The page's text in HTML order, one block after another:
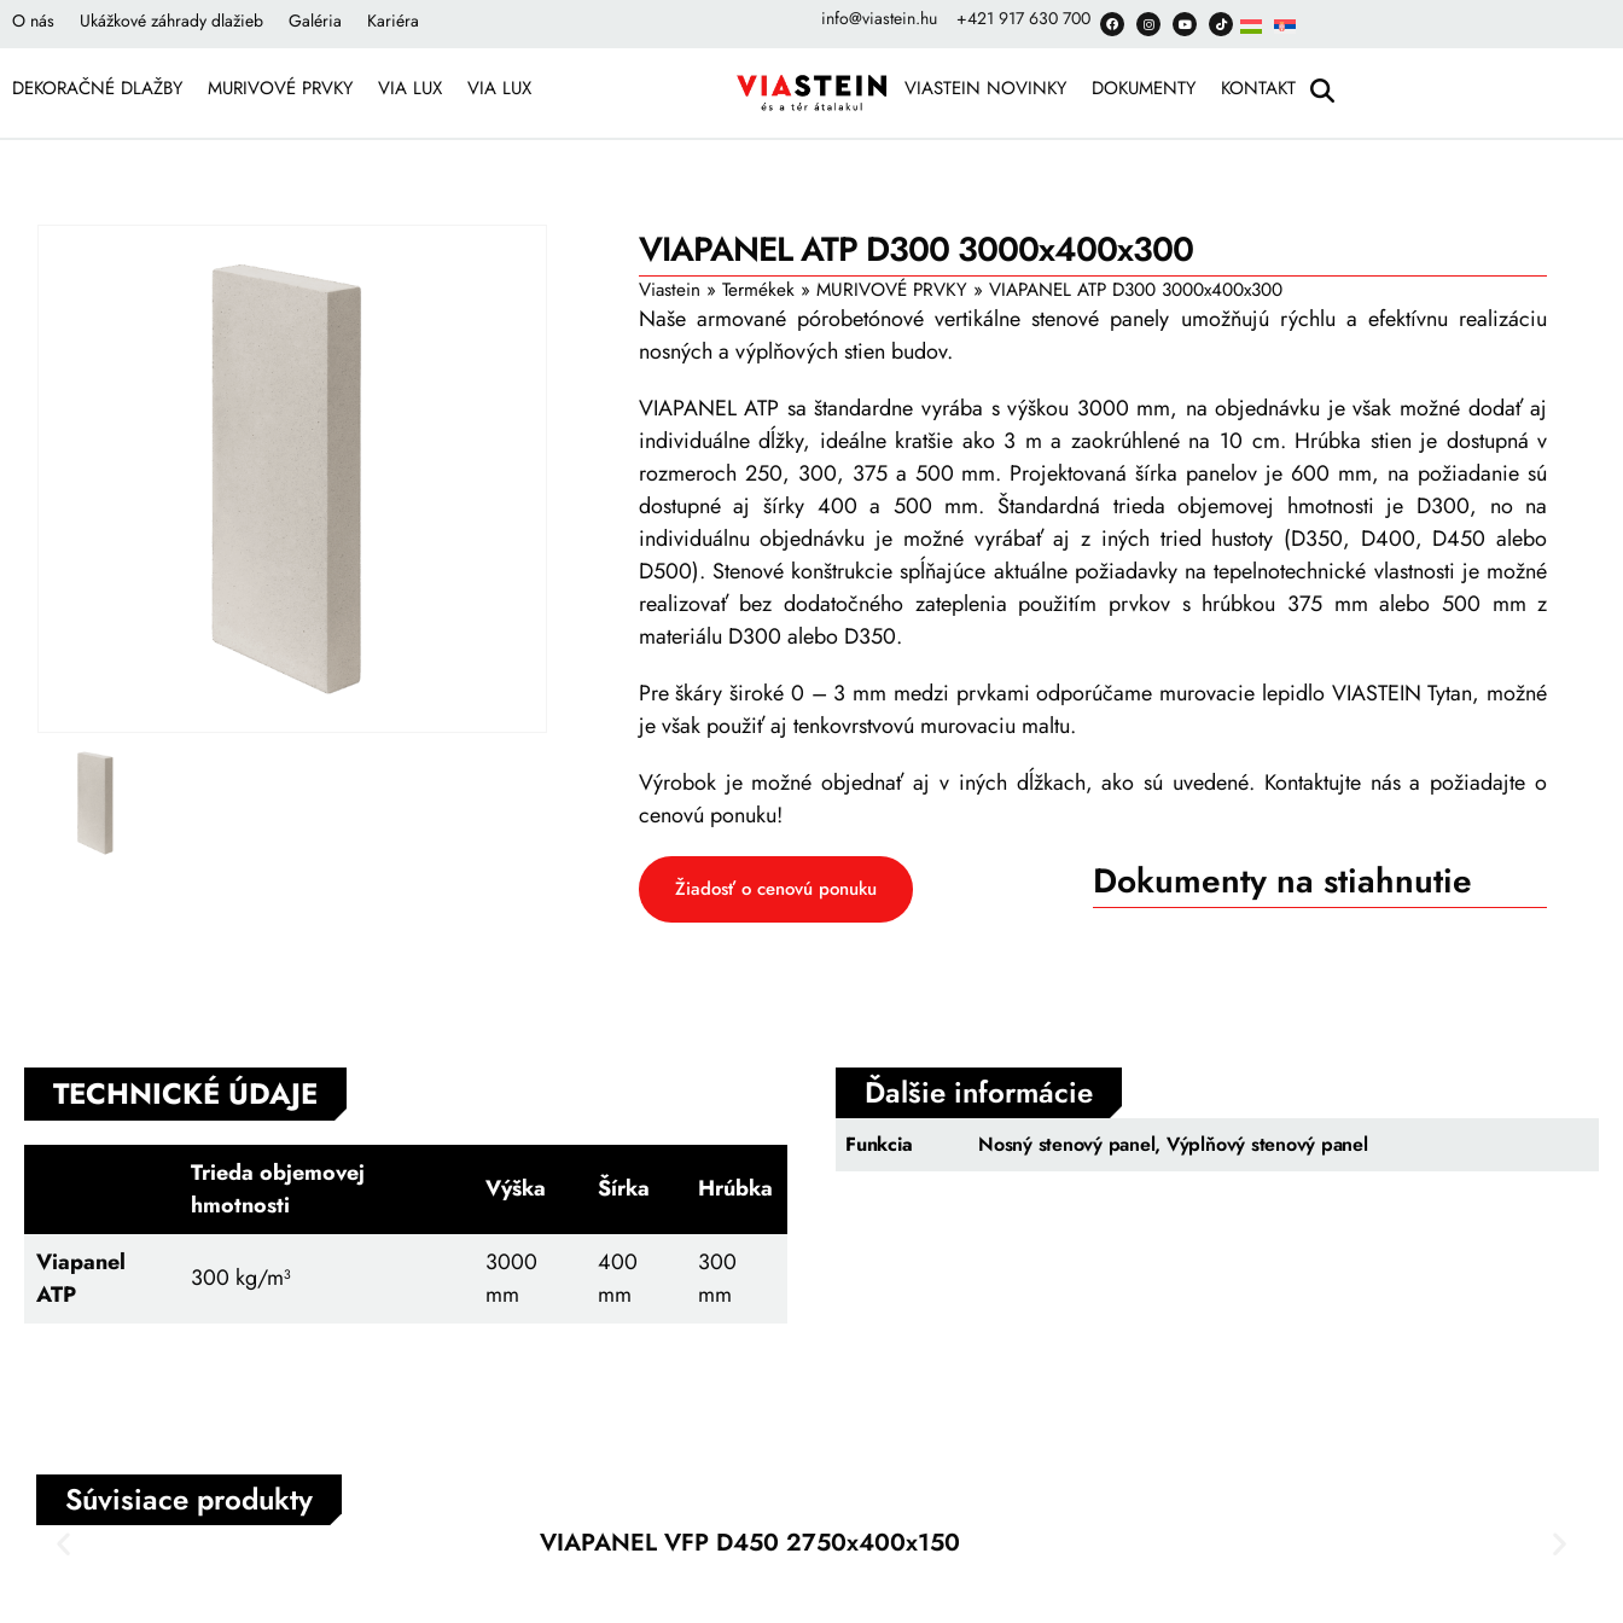
O nás Ukážkové záhrady dlažieb Galéria Kariéra info@viastein.hu +421 917 630 700
DEKORAČNÉ DLAŽBY MURIVOVÉ PRVKY VIA LUX VIA LUX VIASTEIN NOVINKY DOKUMENTY KONTAKT
VIAPANEL ATP D300 3000x400x300
Viastein » Termékek» MURIVOVÉ PRVKY» VIAPANEL ATP D300 3000x400x300
Naše armované pórobetónové vertikálne stenové panely umožňujú rýchlu a efektívnu realizáciu
nosných a výplňových stien budov.
VIAPANEL ATP sa štandardne vyrába s výškou 3000 mm, na objednávku je však možné dodať aj
individuálne dĺžky, ideálne kratšie ako 3 m a zaokrúhlené na 10 cm. Hrúbka stien je dostupná v
rozmeroch 250, 300, 375 a 500 mm. Projektovaná šírka panelov je 600 mm, na požiadanie sú
dostupné aj šírky 400 a 500 mm. Štandardná trieda objemovej hmotnosti je D300, no na
individuálnu objednávku je možné vyrábať aj z iných tried hustoty (D350, D400, D450 alebo
D500). Stenové konštrukcie spĺňajúce aktuálne požiadavky na tepelnotechnické vlastnosti je možné
realizovať bez dodatočného zateplenia použitím prvkov s hrúbkou 375 mm alebo 500 mm z
materiálu D300 alebo D350.
Pre škáry široké 0 – 3 mm medzi prvkami odporúčame murovacie lepidlo VIASTEIN Tytan, možné
je však použiť aj tenkovrstvovú murovaciu maltu.
Výrobok je možné objednať aj v iných dĺžkach, ako sú uvedené. Kontaktujte nás a požiadajte o
cenovú ponuku!
Žiadosť o cenovú ponuku Dokumenty na stiahnutie
TECHNICKÉ ÚDAJE
Trieda objemovej
hmotnosti
Výška Šírka Hrúbka
Viapanel
ATP
300 kg/m³
3000
mm
400
mm
300
mm
Ďalšie informácie
Funkcia Nosný stenový panel, Výplňový stenový panel
Súvisiace produkty
VIAPANEL VFP D450 2750x400x150